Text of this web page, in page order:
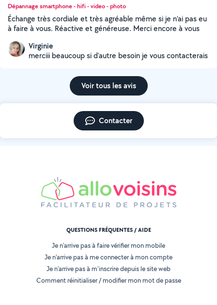
Dépannage smartphone - hifi - video - photo
Échange très cordiale et très agréable même si je n’ai pas eu
à faire à vous. Réactive et généreuse. Merci encore à vous
Virginie
merciii beaucoup si d'autre besoin je vous contacterais
Voir tous les avis
Contacter
QUESTIONS FRÉQUENTES / AIDE
Je n'arrive pas à faire vérifier mon mobile
Je n'arrive pas à me connecter à mon compte
Je n'arrive pas à m'inscrire depuis le site web
Comment réinitialiser / modifier mon mot de passe